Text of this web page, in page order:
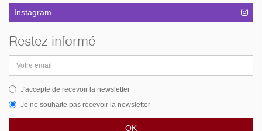
Instagram
Restez informé
email
J'accepte de recevoir la newsletter
Je ne souhaite pas recevoir la newsletter